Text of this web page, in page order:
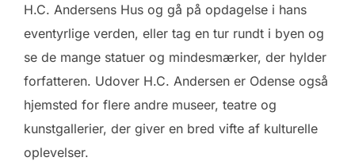
H.C. Andersens Hus og gå på opdagelse i hans
eventyrlige verden, eller tag en tur rundt i byen og
se de mange statuer og mindesmærker, der hylder
forfatteren. Udover H.C. Andersen er Odense også
hjemsted for flere andre museer, teatre og
kunstgallerier, der giver en bred vifte af kulturelle
oplevelser.